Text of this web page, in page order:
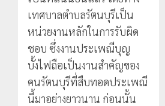
เทศบาลตำบลรัตนบุรีเป็น
หน่วยงานหลักในการรับผิด
ชอบ ซึ่งงานประเพณีบุญ
บั้งไฟถือเป็นงานสำคัญของ
คนรัตนบุรีที่สืบทอดประเพณี
นี้มาอย่างยาวนาน ก่อนนั้น